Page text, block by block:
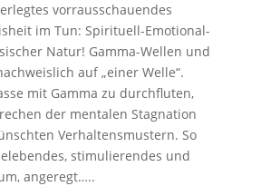
vorrausschauendes
im Tun: Spirituell-Emotional-
Natur! Gamma-Wellen und
auf „einer Welle“.
mit Gamma zu durchfluten,
der mentalen Stagnation
Verhaltensmustern. So
stimulierendes und
angeregt…..